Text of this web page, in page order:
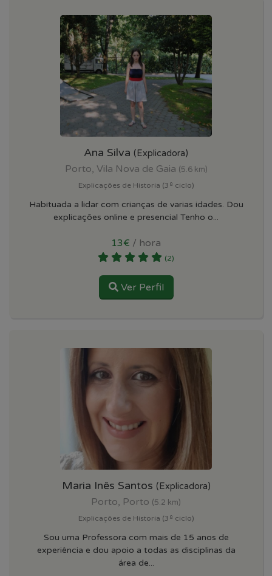
Ana Silva (Explicadora)
Porto, Vila Nova de Gaia (5.6 km)
Explicações de Historia (3º ciclo)
Habituada a lidar com crianças de varias idades. Dou
explicações online e presencial Tenho o...
13€ / hora
(2)
Ver Perfil
Maria Inês Santos (Explicadora)
Porto, Porto (5.2 km)
Explicações de Historia (3º ciclo)
Sou uma Professora com mais de 15 anos de
experiência e dou apoio a todas as disciplinas da
área de...